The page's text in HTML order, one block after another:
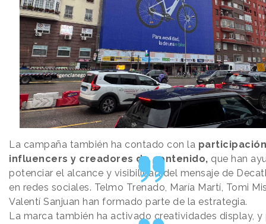
La campaña también ha contado con la
influencers y creadores de contenido, que han
potenciar el alcance y visibilidad del mensaje de
en redes sociales. Telmo Trenado, María Martí, Tomi
Valentí Sanjuan han formado parte de la estrategia.
La marca también ha activado creatividades display, y